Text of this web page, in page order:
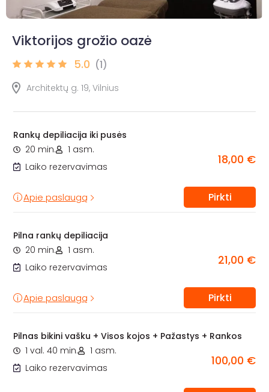
Viktorijos grožio oazė
5.0 (1)
Architektų g. 19, Vilnius
Rankų depiliacija iki pusės
20 min.
1 asm.
Laiko rezervavimas
18,00 €
Apie paslaugą Pirkti
Pilna rankų depiliacija
20 min.
1 asm.
Laiko rezervavimas
21,00 €
Apie paslaugą Pirkti
Pilnas bikini vašku + Visos kojos + Pažastys + Rankos
1 val. 40 min.
1 asm.
Laiko rezervavimas
100,00 €